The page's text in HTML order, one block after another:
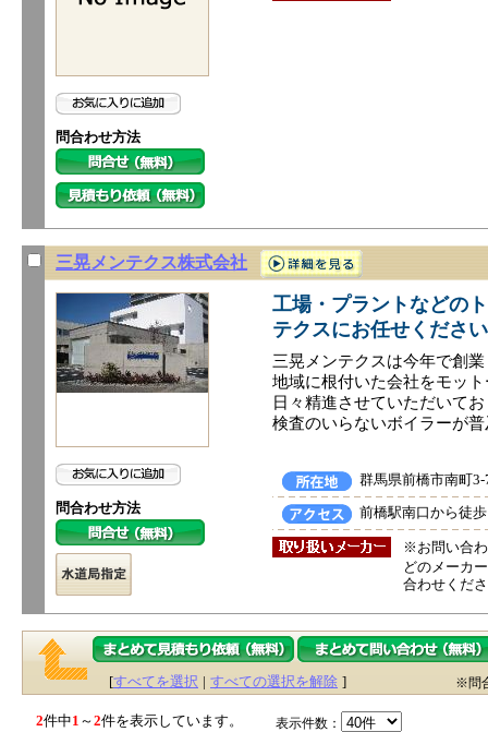
問合わせ方法
三晃メンテクス株式会社
問合わせ方法
工場・プラントなどの
テクスにお任せくださ
三晃メンテクスは今年で創
地域に根付いた会社をモッ
日々精進させていただいて
検査のいらないボイラーが
群馬県前橋市南町
前橋駅南口から徒
※お問い合
どのメーカ
合わせくだ
[すべてを選択 | すべての選択を解除 ] ※問
2件中1 ～2件を表示しています。 表示件数：